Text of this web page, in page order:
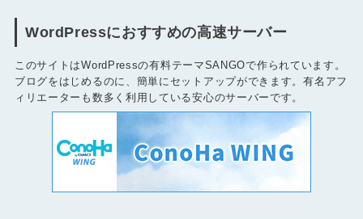
WordPressにおすすめの高速サーバー
このサイトはWordPressの有料テーマSANGOで作られています。
ブログをはじめるのに、簡単にセットアップができます。有名アフ
ィリエーターも数多く利用している安心のサーバーです。